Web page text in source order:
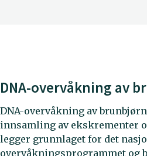
DNA-overvåkning av
DNA-overvåkning av
innsamling av ekskrementer
legger grunnlaget for det
overvåkningsprogrammet og